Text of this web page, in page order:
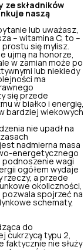
ze składników
naszą
lub uważasz,
– witamina C, to –
się mylisz.
ujmą na honorze,
w zamian może po
lub niekiedy
ma
się przede
w białko i energię,
bardziej wiekowych
nie upadł na
nadmierna masa
energetycznego
podnoszenie wagi
ogółem wydaje
rzeczy, a przede
okoliczności,
pozwala spojrzeć na
schematy,
do
cukrzycą typu 2,
faktycznie nie służy